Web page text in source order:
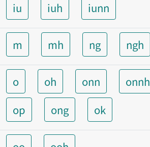
iu iuh iunn
m mh ng ngh
o oh onn onnh
op
ong ok